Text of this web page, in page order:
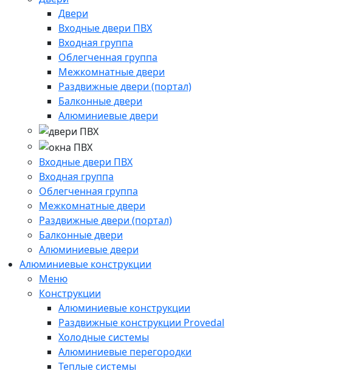
Двери
Входные двери ПВХ
Входная группа
Облегченная группа
Межкомнатные двери
Раздвижные двери (портал)
Балконные двери
Алюминиевые двери
Входные двери ПВХ
Входная группа
Облегченная группа
Межкомнатные двери
Раздвижные двери (портал)
Балконные двери
Алюминиевые двери
Алюминиевые конструкции
Меню
Конструкции
Алюминиевые конструкции
Раздвижные конструкции Provedal
Холодные системы
Алюминиевые перегородки
Теплые системы